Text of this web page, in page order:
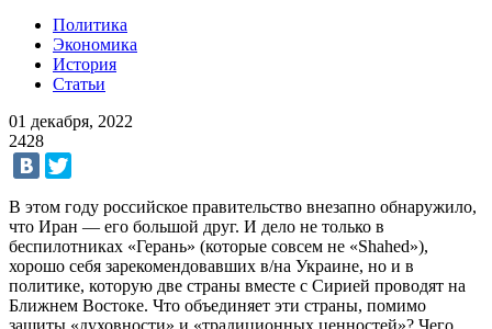
Политика
Экономика
История
Статьи
01 декабря, 2022
2428
В этом году российское правительство внезапно обнаружило,
что Иран — его большой друг. И дело не только в
беспилотниках «Герань» (которые совсем не «Shahed»),
хорошо себя зарекомендовавших в/на Украине, но и в
политике, которую две страны вместе с Сирией проводят на
Ближнем Востоке. Что объединяет эти страны, помимо
защиты «духовности» и «традиционных ценностей»? Чего